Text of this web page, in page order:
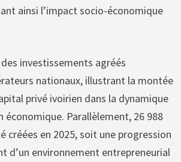
ainsi l’impact socio-économique
investissements agréés
nationaux, illustrant la montée
privé ivoirien dans la dynamique
Parallèlement, 26 988
créées en 2025, soit une progression
d’un environnement entrepreneurial